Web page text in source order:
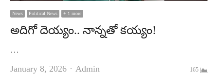
News Political News + 1 more
అదిగో దెయ్యం.. నాన్నతో కయ్యం!
…
January 8, 2026
Author
Admin 165